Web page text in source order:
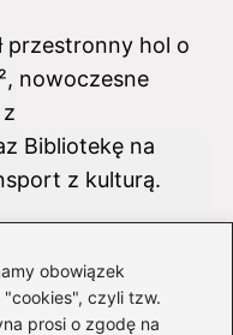
obowiązek
"cookies", czyli tzw.
prosi o zgodę na
przestronny hol o
nowoczesne
Bibliotekę na
z kulturą.